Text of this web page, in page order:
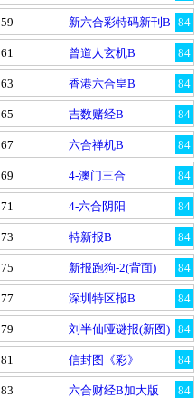
84
59 新六合彩特码新刊B
84
61 曾道人玄机B
84
63 香港六合皇B
84
65 吉数赌经B
84
67 六合禅机B
84
69 4-澳门三合
84
71 4-六合阴阳
84
73 特新报B
84
75 新报跑狗-2(背面)
84
77 深圳特区报B
84
79 刘半仙哑谜报(新图)
84
81 信封图《彩》
84
83 六合财经B加大版